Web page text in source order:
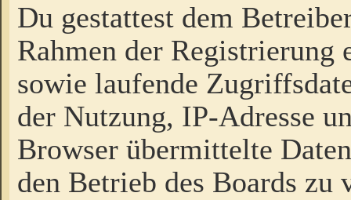
Du gestattest dem
Rahmen der Registrierung
sowie laufende
der Nutzung, IP-Adresse
Browser übermittelte
den Betrieb des Boards zu